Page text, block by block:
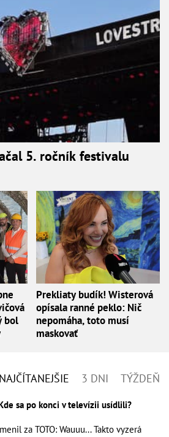
5. ročník festivalu
bol
Prekliaty budík! Wisterová
opísala ranné peklo: Nič
nepomáha, toto musí
maskovať
NAJČÍTANEJŠIE 3 DNI TÝŽDEŇ
sa po konci v televízii usídlili?
za TOTO: Wauuu... Takto vyzerá